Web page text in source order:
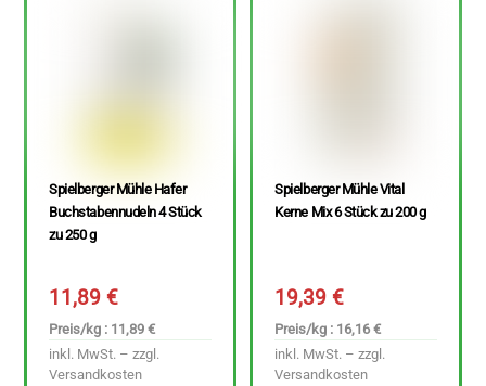
Spielberger Mühle Hafer
Buchstabennudeln 4 Stück
zu 250 g
11,89€
Preis/kg : 11,89 €
inkl. MwSt. – zzgl.
Versandkosten
Spielberger Mühle Vital
Kerne Mix 6 Stück zu 200 g
19,39€
Preis/kg : 16,16 €
inkl. MwSt. – zzgl.
Versandkosten